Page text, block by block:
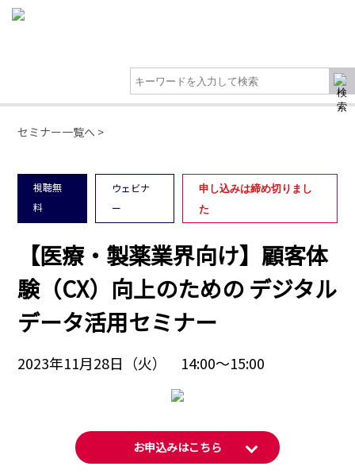
セミナー一覧へ >
視聴無
料
ウェビナ
ー
申し込みは締め切りまし
た
【医療・製薬業界向け】顧客体
験（CX）向上のための デジタル
データ活用セミナー
2023年11月28日（火） 14:00～15:00
お申込みはこちら